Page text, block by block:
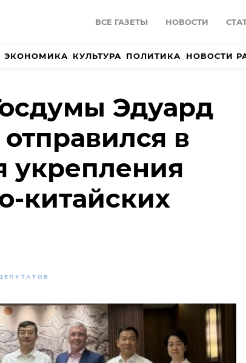
ВСЕ ГАЗЕТЫ НОВОСТИ
ЭКОНОМИКА КУЛЬТУРА ПОЛИТИКА НОВОСТИ
Эдуард
в
укрепления
китайских